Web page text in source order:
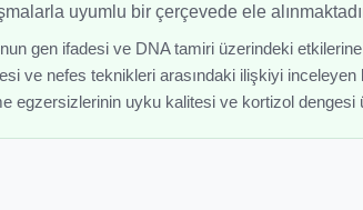
uyumlu bir çerçevede ele
gen ifadesi ve DNA tamiri üzerindeki etkilerine
ve nefes teknikleri arasındaki ilişkiyi inceleyen
egzersizlerinin uyku kalitesi ve kortizol dengesi